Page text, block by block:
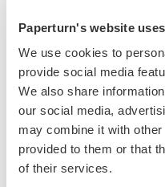
Paperturn's website
We use cookies to
provide social media
We also share
our social media,
may combine it with
provided to them or that
of their services.
Seitenebene und liefert
Sie Ihre
Mehr erfahren
Katie Thomas